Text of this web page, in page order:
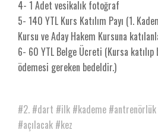
4- 1 Adet vesikalık fotoğraf
5- 140 YTL Kurs Katılım Payı (1.
Kursu ve Aday Hakem Kursuna
6- 60 YTL Belge Ücreti (Kursa katılıp
ödemesi gereken bedeldir.)
#2. #dart #ilk #kademe #antrenörlük
#açılacak #kez